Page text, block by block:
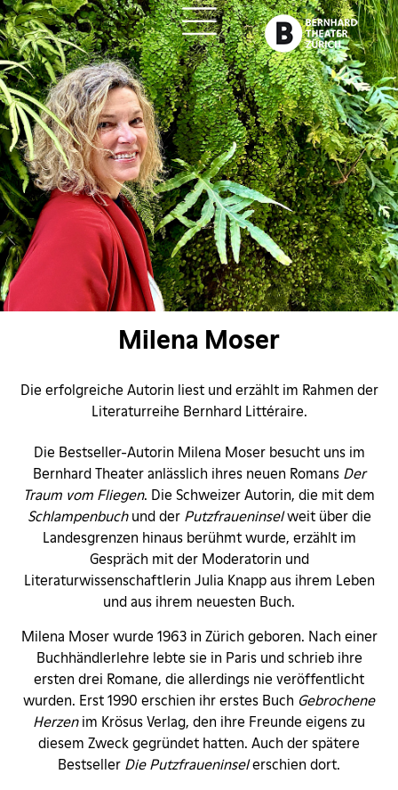
Milena Moser
Die erfolgreiche Autorin liest und erzählt im Rahmen der
Literaturreihe Bernhard Littéraire.
Die Bestseller-Autorin Milena Moser besucht uns im
Bernhard Theater anlässlich ihres neuen Romans Der
Traum vom Fliegen. Die Schweizer Autorin, die mit dem
Schlampenbuchund der Putzfraueninselweit über die
Landesgrenzen hinaus berühmt wurde, erzählt im
Gespräch mit der Moderatorin und
Literaturwissenschaftlerin Julia Knapp aus ihrem Leben
und aus ihrem neuesten Buch.
Milena Moser wurde 1963 in Zürich geboren. Nach einer
Buchhändlerlehre lebte sie in Paris und schrieb ihre
ersten drei Romane, die allerdings nie veröffentlicht
wurden. Erst 1990 erschien ihr erstes Buch Gebrochene
Herzenim Krösus Verlag, den ihre Freunde eigens zu
diesem Zweck gegründet hatten. Auch der spätere
Bestseller Die Putzfraueninselerschien dort.